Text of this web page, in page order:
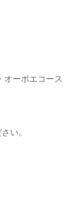
ーボエコース
い。